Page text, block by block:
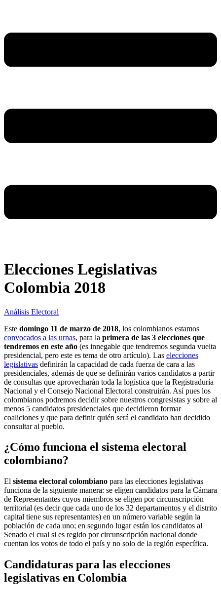
Elecciones Legislativas
Colombia 2018
Análisis Electoral
Este domingo 11 de marzo de 2018, los colombianos estamos
convocados a las urnas, para la primera de las 3 elecciones que
tendremos en este año (es innegable que tendremos segunda vuelta
presidencial, pero este es tema de otro artículo). Las elecciones
legislativas definirán la capacidad de cada fuerza de cara a las
presidenciales, además de que se definirán varios candidatos a partir
de consultas que aprovecharán toda la logística que la Registraduría
Nacional y el Consejo Nacional Electoral construirán. Así pues los
colombianos podremos decidir sobre nuestros congresistas y sobre al
menos 5 candidatos presidenciales que decidieron formar
coaliciones y que para definir quién será el candidato han decidido
consultar al pueblo.
¿Cómo funciona el sistema electoral
colombiano?
El sistema electoral colombiano para las elecciones legislativas
funciona de la siguiente manera: se eligen candidatos para la Cámara
de Representantes cuyos miembros se eligen por circunscripción
territorial (es decir que cada uno de los 32 departamentos y el distrito
capital tiene sus representantes) en un número variable según la
población de cada uno; en segundo lugar están los candidatos al
Senado el cual si es regido por circunscripción nacional donde
cuentan los votos de todo el país y no solo de la región específica.
Candidaturas para las elecciones
legislativas en Colombia